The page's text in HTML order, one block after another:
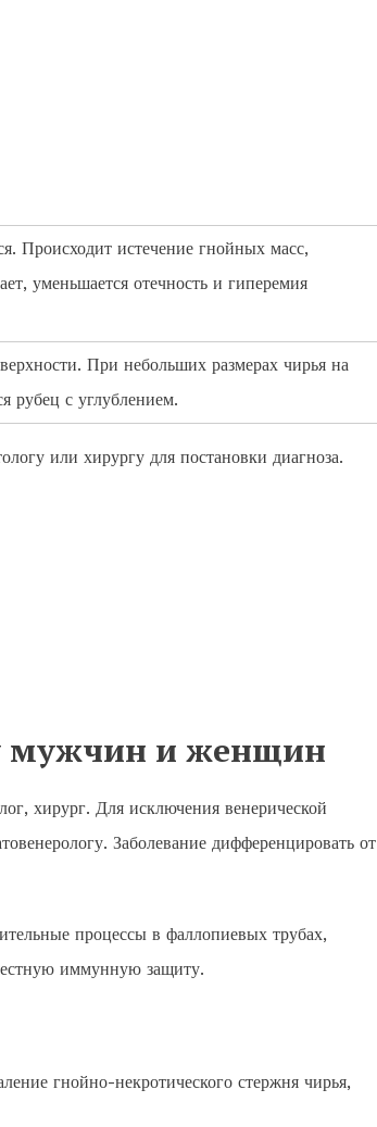
Происходит истечение гнойных масс,
уменьшается отечность и гиперемия
При небольших размерах чирья на
рубец с углублением.
или хирургу для постановки диагноза.
мужчин и женщин
хирург. Для исключения венерической
Заболевание дифференцировать от
процессы в фаллопиевых трубах,
иммунную защиту.
гнойно-некротического стержня чирья,